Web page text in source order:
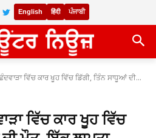
English हिंदी ਪੰਜਾਬੀ
ਵਿੱਚ ਕਾਰ ਖੂਹ ਵਿੱਚ ਡਿੱਗੀ, ਤਿੰਨ ਸਾਧੂਆਂ ਦੀ...
ਵਿੱਚ ਕਾਰ ਖੂਹ ਵਿੱਚ